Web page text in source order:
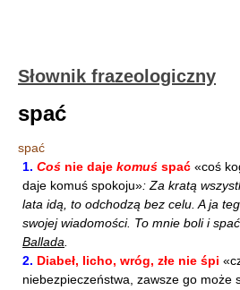
Słownik frazeologiczny
spać
spać
1. Coś nie daje komuś spać «coś
daje komuś spokoju»: Za kratą
lata idą, to odchodzą bez celu. A ja
swojej wiadomości. To mnie boli i
Ballada
2. Diabeł, licho, wróg, złe nie śpi
niebezpieczeństwa, zawsze go może